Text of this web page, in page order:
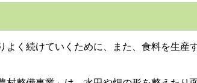
く続けていくために、また、食料を生産